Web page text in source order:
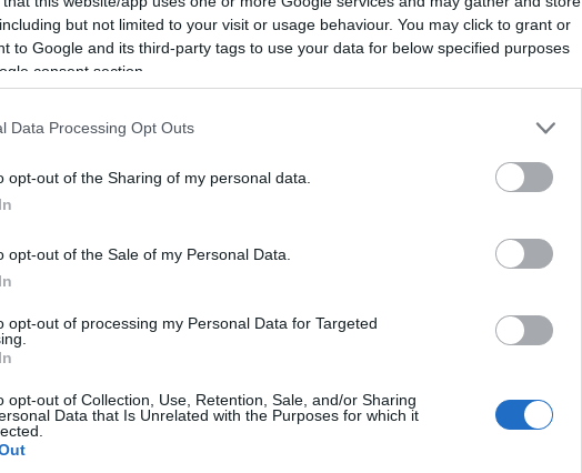
but not limited to your visit or usage behaviour. You may click to grant or
to Google and its third-party tags to use your data for below specified purposes
consent section.
Data Processing Opt Outs
opt-out of the Sharing of my personal data.
opt-out of the Sale of my Personal Data.
opt-out of processing my Personal Data for Targeted
opt-out of Collection, Use, Retention, Sale, and/or Sharing
Data that Is Unrelated with the Purposes for which it
την ανάγκη να μιλήσω για τον εκλιπόντα
ΠΕΧΩΔΕ, έτυχε να αντιπαρατεθούμε δημόσια
για τον Τουρισμό, τη μελέτη του οποίου είχε
της ομάδας εργασίας.
με συνεντεύξεις μου σε εφημερίδες με
Συμβουλίου Χωροταξίας με καταγγελίες
από πλευράς μου της πατρότητας του
Απόφαση κλπ.
πριν αλλά και κατά τη διάρκεια αυτής της
μας εκτός από τον ευθύ, σχεδόν δωρικό του
του, αλλά εν ονόματι του «διακυβεύματος»,
υποτίμησα αν δεν παρέβλεψα